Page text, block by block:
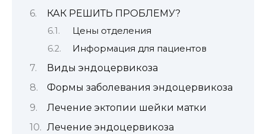
КАК РЕШИТЬ ПРОБЛЕМУ?
Цены отделения
Информация для пациентов
Виды эндоцервикоза
Формы заболевания эндоцервикоза
Лечение эктопии шейки матки
Лечение эндоцервикоза